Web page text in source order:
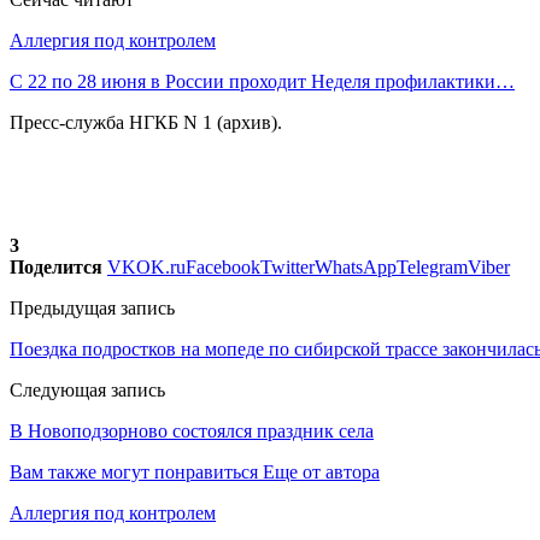
Аллергия под контролем
С 22 по 28 июня в России проходит Неделя профилактики…
Пресс-служба НГКБ N 1 (архив).
3
Поделится VKOK.ruFacebookTwitterWhatsAppTelegramViber
Предыдущая запись
Поездка подростков на мопеде по сибирской трассе
Следующая запись
В Новоподзорново состоялся праздник села
Вам также могут понравиться Еще от автора
Аллергия под контролем